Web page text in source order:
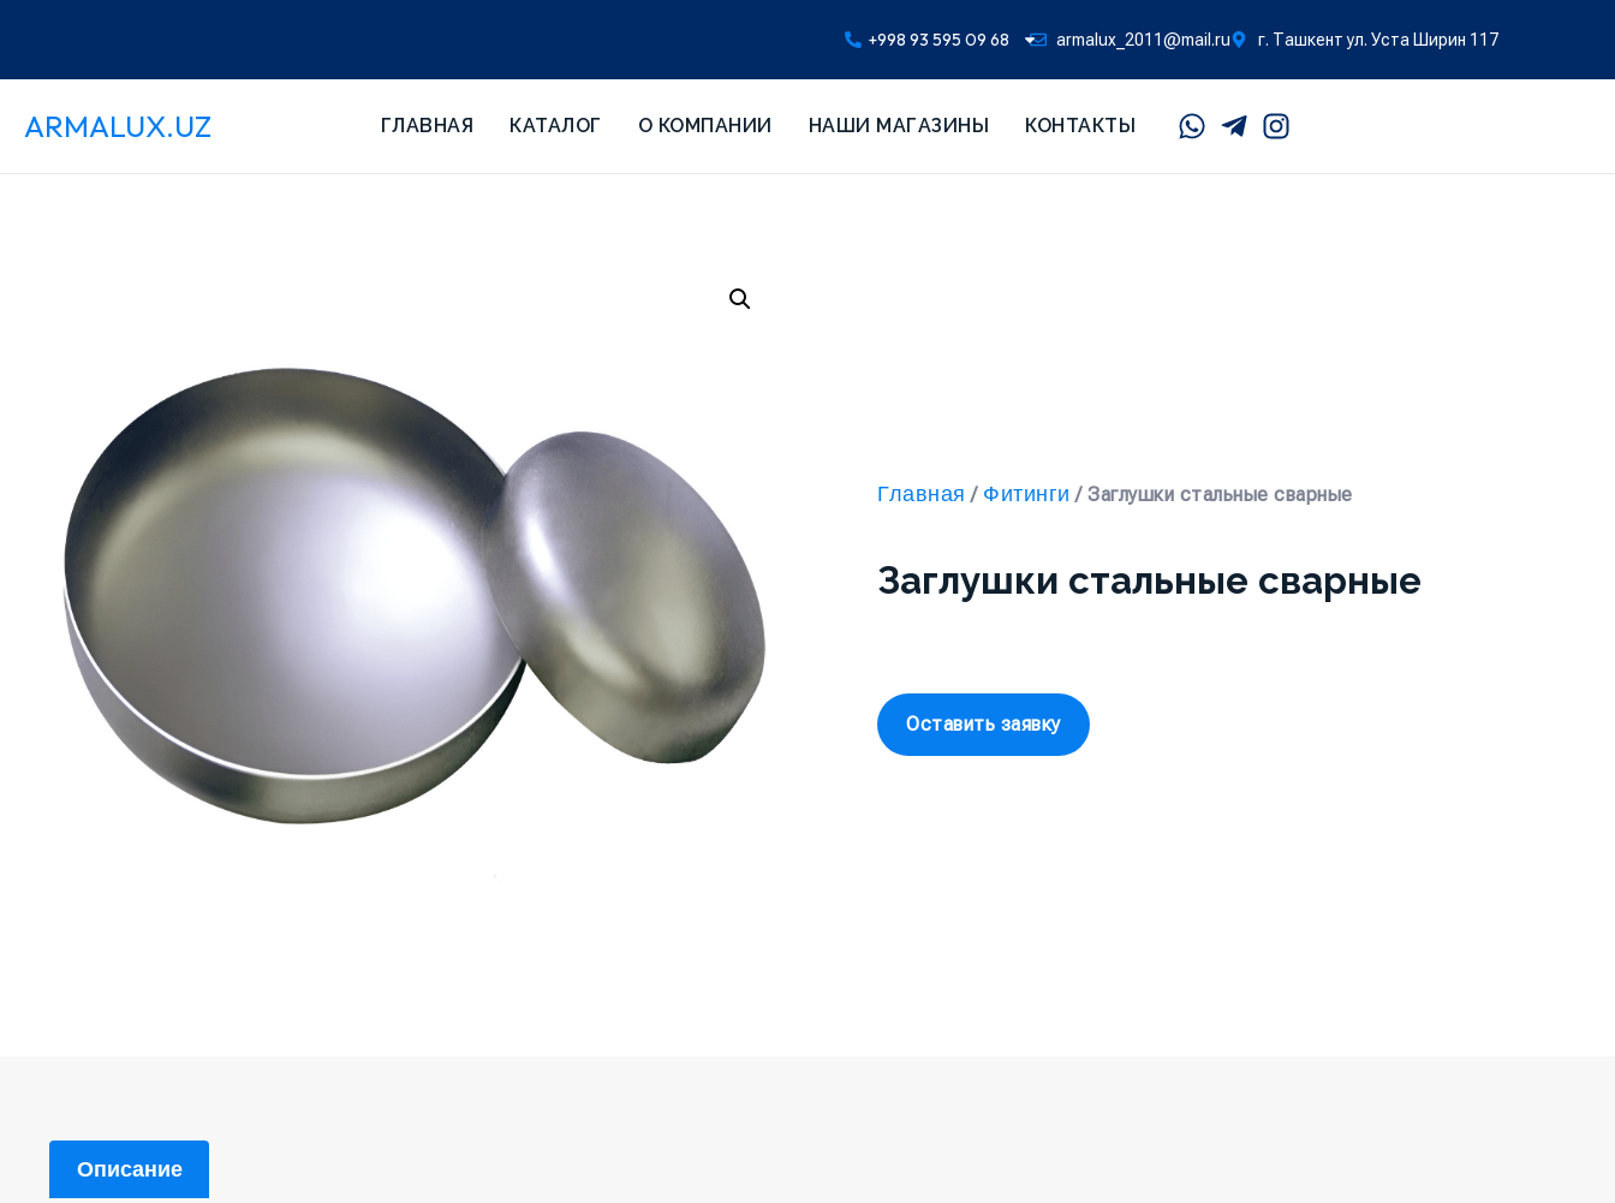
+998 93 595 09 68 armalux_2011@mail.ru г. Ташкент ул. Уста Ширин 117
ARMALUX.UZ ГЛАВНАЯ КАТАЛОГ О КОМПАНИИ НАШИ МАГАЗИНЫ КОНТАКТЫ
Главная / Фитинги / Заглушки стальные сварные
Заглушки стальные сварные
Оставить заявку
Описание